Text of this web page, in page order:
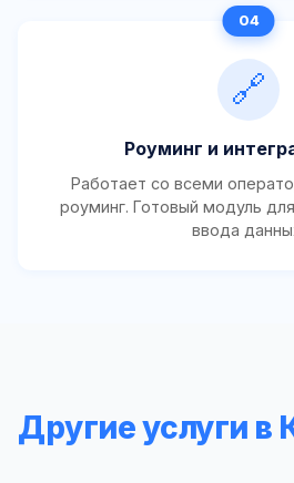
🔗
Роуминг и
Работает со всеми
роуминг. Готовый модуль
ввода
Другие услуги в